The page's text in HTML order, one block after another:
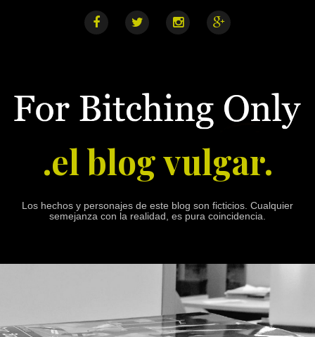
F
o
k
T I
a
m
G
.el blog vulgar.
Los hechos y personajes de este blog son ficticios. Cualquier
semejanza con la realidad, es pura coincidencia.